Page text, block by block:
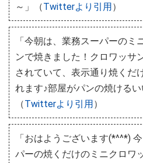
～」（Twitterより引用）
「今朝は、業務スーパーの
ンで焼きました！クロワッサ
されていて、表示通り焼くだ
れます♪部屋がパンの焼けるい
（Twitterより引用）
「おはようございます(*^^*)︎︎
パーの焼くだけのミニクロワ